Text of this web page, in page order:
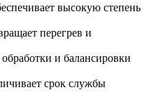
высокую степень
перегрев и
и балансировки
срок службы